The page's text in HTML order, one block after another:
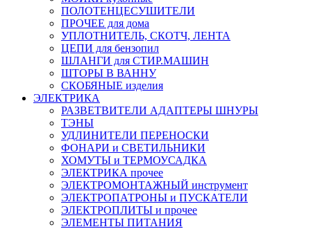
ПОЛОТЕНЦЕСУШИТЕЛИ
ПРОЧЕЕ для дома
УПЛОТНИТЕЛЬ, СКОТЧ, ЛЕНТА
ЦЕПИ для бензопил
ШЛАНГИ для СТИР.МАШИН
ШТОРЫ В ВАННУ
СКОБЯНЫЕ изделия
ЭЛЕКТРИКА
РАЗВЕТВИТЕЛИ АДАПТЕРЫ ШНУРЫ
ТЭНЫ
УДЛИНИТЕЛИ ПЕРЕНОСКИ
ФОНАРИ и СВЕТИЛЬНИКИ
ХОМУТЫ и ТЕРМОУСАДКА
ЭЛЕКТРИКА прочее
ЭЛЕКТРОМОНТАЖНЫЙ инструмент
ЭЛЕКТРОПАТРОНЫ и ПУСКАТЕЛИ
ЭЛЕКТРОПЛИТЫ и прочее
ЭЛЕМЕНТЫ ПИТАНИЯ